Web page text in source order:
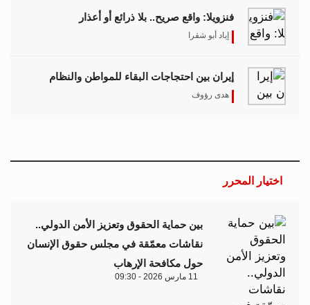
فنزويلا: واقع صريح.. بلا ذرائع أو أعذار
إياد أبو شقرا
إيران بين احتجاجات البقاء للمواطن والنظام
هدى رؤوف
اختيار المحرر
بين حماية الحقوق وتعزيز الأمن الدولي..
نقاشات معمّقة في مجلس حقوق الإنسان
حول مكافحة الإرهاب
11 مارس 2026 - 09:30